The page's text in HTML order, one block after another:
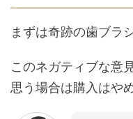
まずは奇跡の歯ブラ
このネガティブな意
思う場合は購入はや